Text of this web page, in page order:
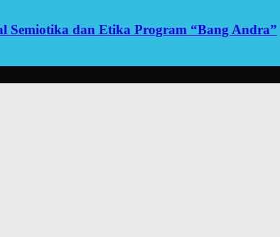
Semiotika dan Etika Program “Bang Andra”